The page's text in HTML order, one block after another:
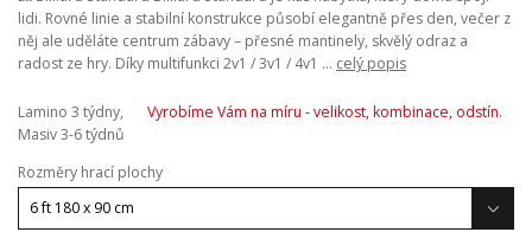
lidi. Rovné linie a stabilní konstrukce působí elegantně přes den, večer z
něj ale uděláte centrum zábavy – přesné mantinely, skvělý odraz a
radost ze hry. Díky multifunkci 2v1 / 3v1 / 4v1 ... celý popis
Lamino 3 týdny,
Masiv 3-6 týdnů
Vyrobíme Vám na míru - velikost, kombinace, odstín.
Rozměry hrací plochy